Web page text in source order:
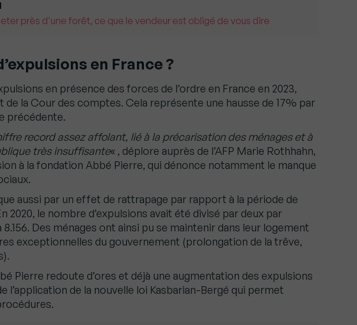
près d'une forêt, ce que le vendeur est obligé de vous dire
en France ?
en présence des forces de l’ordre en France en 2023,
de la Cour des comptes. Cela représente une hausse de 17% par
précédente.
record assez affolant, lié à la précarisation des ménages et à
très insuffisante« , déplore auprès de l’AFP Marie Rothhahn,
à la fondation Abbé Pierre, qui dénonce notamment le manque
aussi par un effet de rattrapage par rapport à la période de
2020, le nombre d’expulsions avait été divisé par deux par
8.156. Des ménages ont ainsi pu se maintenir dans leur logement
exceptionnelles du gouvernement (prolongation de la trêve,
Pierre redoute d’ores et déjà une augmentation des expulsions
l’application de la nouvelle loi Kasbarian-Bergé qui permet